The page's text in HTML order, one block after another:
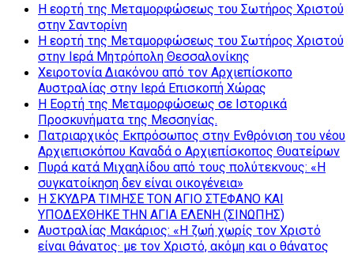
Η εορτή της Μεταμορφώσεως του Σωτήρος Χριστού
στην Σαντορίνη
Η εορτή της Μεταμορφώσεως του Σωτήρος Χριστού
στην Ιερά Μητρόπολη Θεσσαλονίκης
Χειροτονία Διακόνου από τον Αρχιεπίσκοπο
Αυστραλίας στην Ιερά Επισκοπή Χώρας
Η Εορτή της Μεταμορφώσεως σε Ιστορικά
Προσκυνήματα της Μεσσηνίας.
Πατριαρχικός Εκπρόσωπος στην Ενθρόνιση του νέου
Αρχιεπισκόπου Καναδά ο Αρχιεπίσκοπος Θυατείρων
Πυρά κατά Μιχαηλίδου από τους πολύτεκνους: «Η
συγκατοίκηση δεν είναι οικογένεια»
Η ΣΚΥΔΡΑ ΤΙΜΗΣΕ ΤΟΝ ΑΓΙΟ ΣΤΕΦΑΝΟ ΚΑΙ
ΥΠΟΔΕΧΘΗΚΕ ΤΗΝ ΑΓΙΑ ΕΛΕΝΗ (ΣΙΝΩΠΗΣ)
Αυστραλίας Μακάριος: «Η ζωή χωρίς τον Χριστό
είναι θάνατος· με τον Χριστό, ακόμη και ο θάνατος